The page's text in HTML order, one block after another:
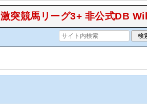
激突競馬リーグ3+ 非公式DB